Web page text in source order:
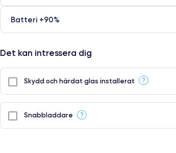
Batteri +90%
Det kan intressera dig
Skydd och härdat glas installerat ?
Snabbladdare ?